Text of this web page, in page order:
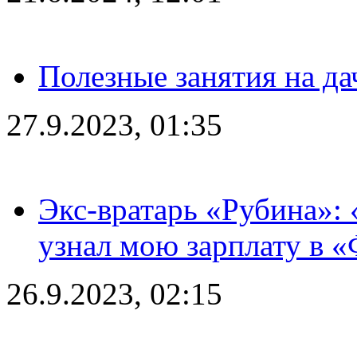
Полезные занятия на
27.9.2023, 01:35
Экс-вратарь «Рубина»:
узнал мою зарплату в
26.9.2023, 02:15